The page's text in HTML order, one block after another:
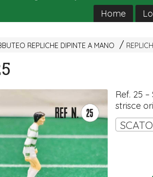
Home
REPLICHE DIPINTE A MANO
Ref. 25
strisce